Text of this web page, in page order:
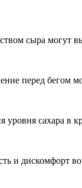
сыра могут
перед бегом
сахара в
и дискомфорт